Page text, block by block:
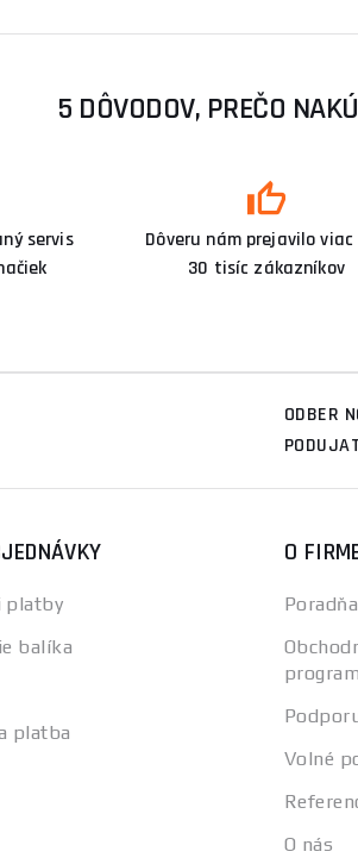
5 DÔVODOV, PREČO
servis
Dôveru nám prejavilo viac
30 tisíc zákazníkov
ODBER
platby
balíka
platba
O
Poradňa
Volné
O nás